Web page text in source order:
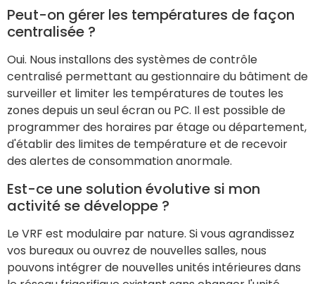
Peut-on gérer les températures de façon
centralisée ?
Oui. Nous installons des systèmes de contrôle
centralisé permettant au gestionnaire du bâtiment de
surveiller et limiter les températures de toutes les
zones depuis un seul écran ou PC. Il est possible de
programmer des horaires par étage ou département,
d'établir des limites de température et de recevoir
des alertes de consommation anormale.
Est-ce une solution évolutive si mon
activité se développe ?
Le VRF est modulaire par nature. Si vous agrandissez
vos bureaux ou ouvrez de nouvelles salles, nous
pouvons intégrer de nouvelles unités intérieures dans